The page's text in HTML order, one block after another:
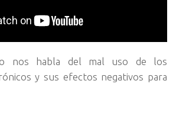
nos habla del mal uso de los
y sus efectos negativos para